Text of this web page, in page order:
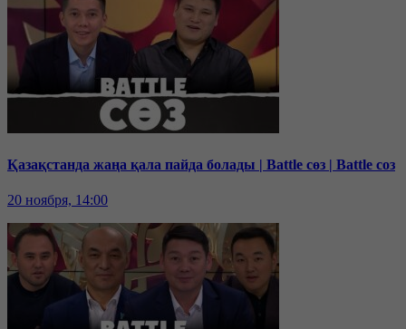
Қазақстанда жаңа қала пайда болады | Battle сөз | Battle соз
20 ноября, 14:00